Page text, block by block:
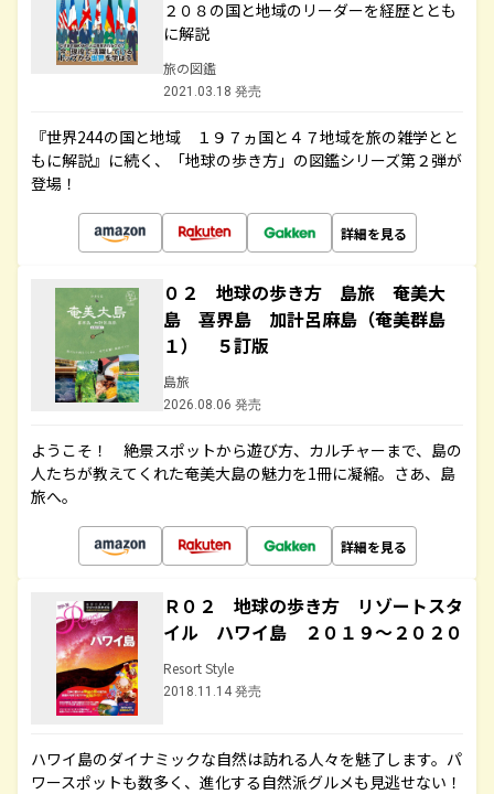
２０８の国と地域のリーダーを経歴ととも
に解説
旅の図鑑
2021.03.18 発売
『世界244の国と地域 １９７ヵ国と４７地域を旅の雑学とと
もに解説』に続く、「地球の歩き方」の図鑑シリーズ第２弾が
登場！
詳細を見る
０２ 地球の歩き方 島旅 奄美大
島 喜界島 加計呂麻島（奄美群島
１） ５訂版
島旅
2026.08.06 発売
ようこそ！ 絶景スポットから遊び方、カルチャーまで、島の
人たちが教えてくれた奄美大島の魅力を1冊に凝縮。さあ、島
旅へ。
詳細を見る
Ｒ０２ 地球の歩き方 リゾートスタ
イル ハワイ島 ２０１９～２０２０
Resort Style
2018.11.14 発売
ハワイ島のダイナミックな自然は訪れる人々を魅了します。パ
ワースポットも数多く、進化する自然派グルメも見逃せない！